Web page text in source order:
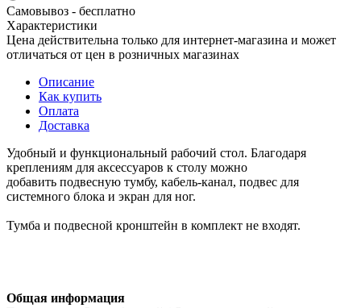
Самовывоз - бесплатно
Характеристики
Цена действительна только для интернет-магазина и может
отличаться от цен в розничных магазинах
Описание
Как купить
Оплата
Доставка
Удобный и функциональный рабочий стол. Благодаря
креплениям для аксессуаров к столу можно
добавить подвесную тумбу, кабель-канал, подвес для
системного блока и экран для ног.
Тумба и подвесной кронштейн в комплект не входят.
Общая информация